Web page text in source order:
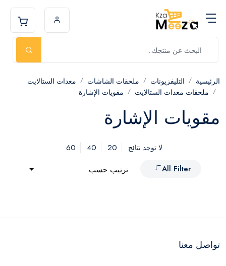
الرئيسية التليفزيونات ملحقات الشاشات
معدات الستالايت
ملحقات معدات الستالايت
مقويات الإشارة
مقويات الإشارة
لا توجد نتائج 20
40
60
All Filter
ترتيب حسب
تواصل معنا